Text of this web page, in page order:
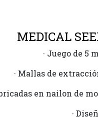
MEDICAL
· Juego de 5
· Mallas de
en nailon de
·